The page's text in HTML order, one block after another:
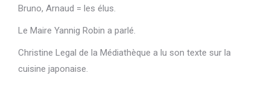
Bruno, Arnaud = les élus.
Le Maire Yannig Robin a parlé.
Christine Legal de la Médiathèque a lu son texte sur la
cuisine japonaise.